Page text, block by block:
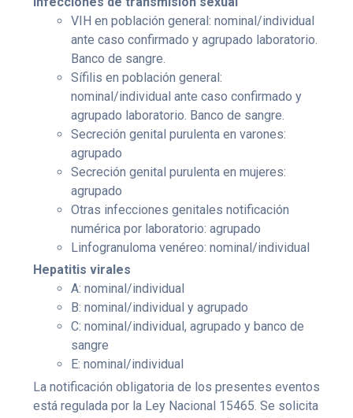
VIH en población general: nominal/individual
ante caso confirmado y agrupado laboratorio.
Banco de sangre.
Sífilis en población general:
nominal/individual ante caso confirmado y
agrupado laboratorio. Banco de sangre.
Secreción genital purulenta en varones:
agrupado
Secreción genital purulenta en mujeres:
agrupado
Otras infecciones genitales notificación
numérica por laboratorio: agrupado
Linfogranuloma venéreo: nominal/individual
Hepatitis virales
A: nominal/individual
B: nominal/individual y agrupado
C: nominal/individual, agrupado y banco de
sangre
E: nominal/individual
La notificación obligatoria de los presentes eventos
está regulada por la Ley Nacional 15465. Se solicita